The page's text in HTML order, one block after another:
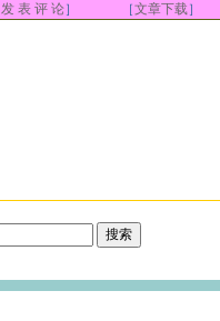
发 表 评 论］ ［文章下载］